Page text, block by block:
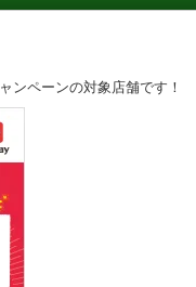
ンペーンの対象店舗です！